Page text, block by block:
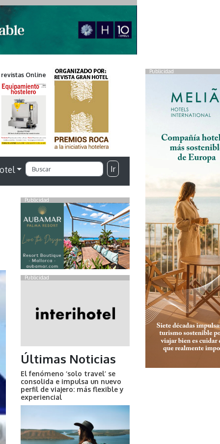
Publicidad
Online
Ir
Publicidad
Publicidad
Últimas Noticias
El fenómeno ‘solo travel’ se
consolida e impulsa un nuevo
perfil de viajero: más flexible y
experiencial